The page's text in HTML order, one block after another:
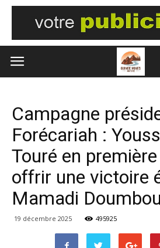
Campagne
Forécariah :
Touré en
offrir une victoire
Mamadi
19 décembre 2025 495925